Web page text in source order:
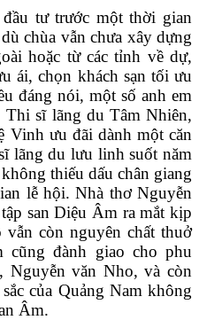
tư trước một thời gian
chùa vẫn chưa xây dựng
hoặc từ các tỉnh về dự,
ái, chọn khách sạn tối ưu
đáng nói, một số anh em
Thi sĩ lãng du Tâm Nhiên,
Vinh ưu đãi dành một căn
lãng du lưu linh suốt năm
thiếu dấu chân giang
lễ hội. Nhà thơ Nguyễn
san Diệu Âm ra mắt kịp
còn nguyên chất thuở
cũng đành giao cho phu
văn Nho, và còn
của Quảng Nam không
Âm.